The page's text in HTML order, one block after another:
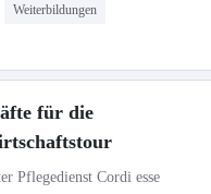
Weiterbildungen
für die
Pflegedienst Cordi esse